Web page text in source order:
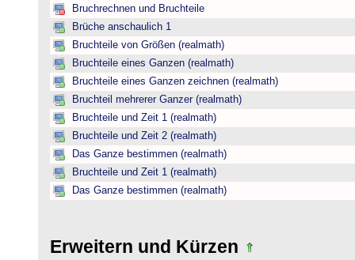
Bruchrechnen und Bruchteile
Brüche anschaulich 1
Bruchteile von Größen (realmath)
Bruchteile eines Ganzen (realmath)
Bruchteile eines Ganzen zeichnen (realmath)
Bruchteil mehrerer Ganzer (realmath)
Bruchteile und Zeit 1 (realmath)
Bruchteile und Zeit 2 (realmath)
Das Ganze bestimmen (realmath)
Bruchteile und Zeit 1 (realmath)
Das Ganze bestimmen (realmath)
Erweitern und Kürzen